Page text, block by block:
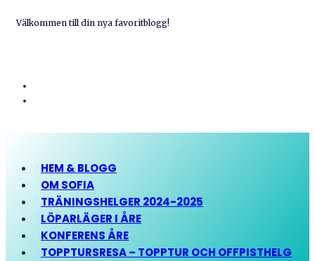
Välkommen till din nya favoritblogg!
HEM & BLOGG
OM SOFIA
TRÄNINGSHELGER 2024-2025
LÖPARLÄGER I ÅRE
KONFERENS ÅRE
TOPPTURSRESA – TOPPTUR OCH OFFPISTHELG